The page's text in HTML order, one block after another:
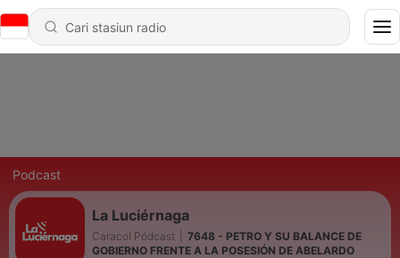
Podcast
La Luciérnaga
Caracol Pódcast
7648 - PETRO Y SU BALANCE DE
GOBIERNO FRENTE A LA POSESIÓN DE ABELARDO